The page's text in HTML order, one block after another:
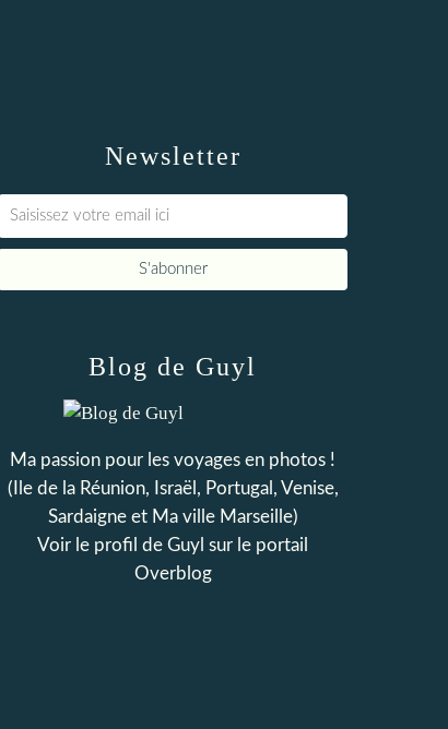
Newsletter
Blog de Guyl
Ma passion pour les voyages en photos !
(Ile de la Réunion, Israël, Portugal, Venise,
Sardaigne et Ma ville Marseille)
Voir le profil de Guyl sur le portail
Overblog